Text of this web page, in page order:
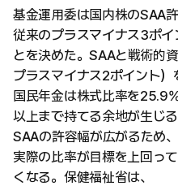
基金運用委は国内株のSAA許
従来のプラスマイナス3ポ
とを決めた。SAAと戦術的
プラスマイナス2ポイント）
国民年金は株式比率を
以上まで持てる余地が生じる
SAAの許容幅が広がるため、
実際の比率が目標を上回っ
くなる。保健福祉省は、